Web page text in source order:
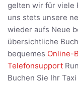
gelten wir für viele
uns stets unsere
wieder aufs Neue
übersichtliche
bequemes Online-
Telefonsupport
Buchen Sie Ihr